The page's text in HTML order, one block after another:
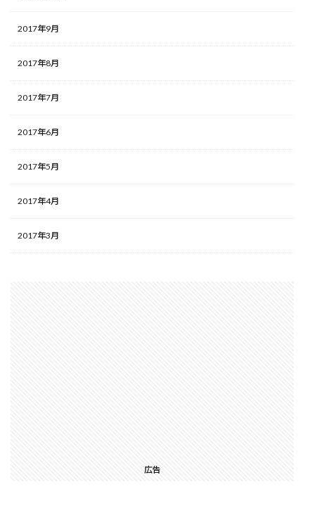
2017年9月
2017年8月
2017年7月
2017年6月
2017年5月
2017年4月
2017年3月
広告